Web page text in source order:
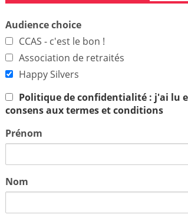
Audience choice
CCAS - c'est le bon !
Association de retraités
Happy Silvers
Politique de confidentialité : j'ai lu
consens aux termes et conditions
Prénom
Nom